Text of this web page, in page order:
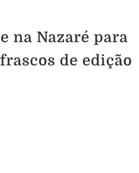
na Nazaré para
de edição